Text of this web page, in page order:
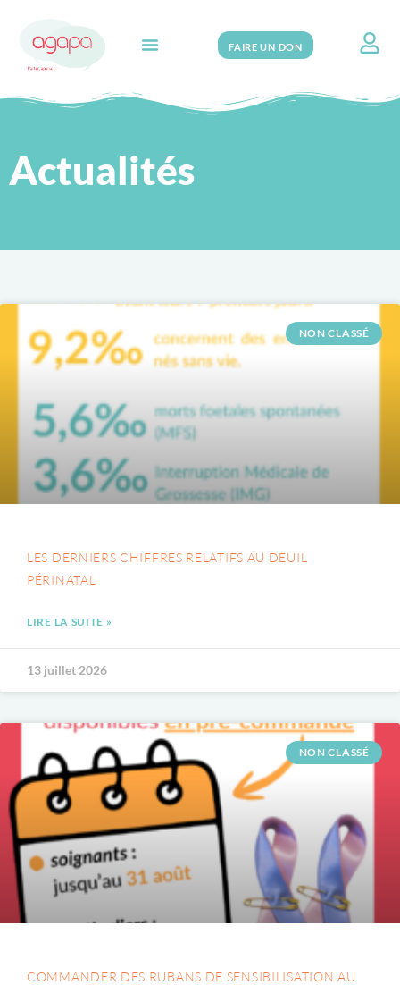
FAIRE UN DON
Actualités
NON CLASSÉ
LES DERNIERS CHIFFRES RELATIFS AU DEUIL
PÉRINATAL
LIRE LA SUITE »
13 juillet 2026
NON CLASSÉ
COMMANDER DES RUBANS DE SENSIBILISATION AU